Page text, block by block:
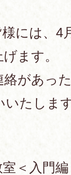
室
には、4
ます。
があっ
いたしま
＜入門編